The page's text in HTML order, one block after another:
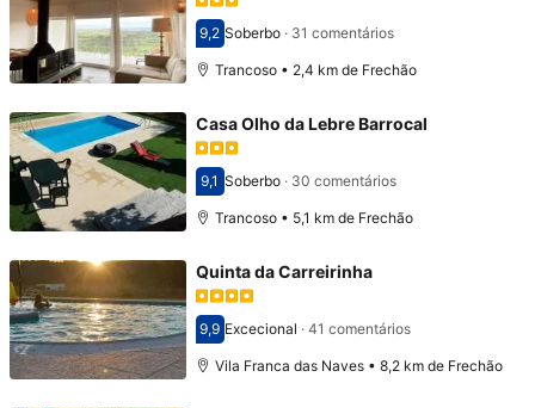
Pontuado com 9,2
9,2 Soberbo· 31 comentários
Trancoso • 2,4 km de Frechão
Casa Olho da Lebre Barrocal
Pontuado com 9,1
9,1 Soberbo· 30 comentários
Trancoso • 5,1 km de Frechão
Quinta da Carreirinha
Pontuado com 9,9
9,9 Excecional · 41 comentários
Vila Franca das Naves • 8,2 km de Frechão